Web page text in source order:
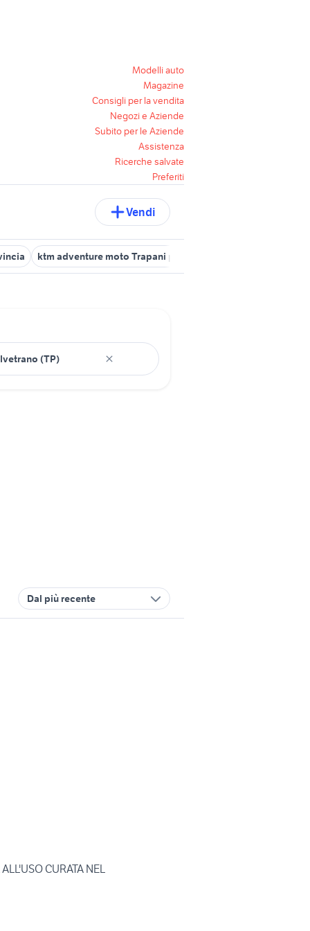
Modelli auto
Magazine
Consigli per la vendita
Negozi e Aziende
Subito per le Aziende
Assistenza
Ricerche salvate
Preferiti
Vendi
ktm adventure moto Trapani provincia
Dal più recente
CURATA NEL